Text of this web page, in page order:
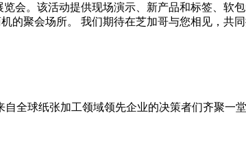
会。该活动提供现场演示、新产品和标签、软
聚会场所。 我们期待在芝加哥与您相见，共
全球纸张加工领域领先企业的决策者们齐聚一